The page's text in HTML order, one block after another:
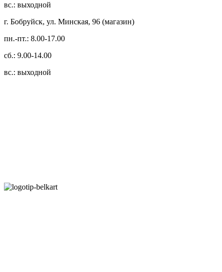
вс.: выходной
г. Бобруйск, ул. Минская, 96 (магазин)
пн.-пт.: 8.00-17.00
сб.: 9.00-14.00
вс.: выходной